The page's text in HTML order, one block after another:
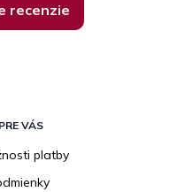
recenzie
VÁS
platby